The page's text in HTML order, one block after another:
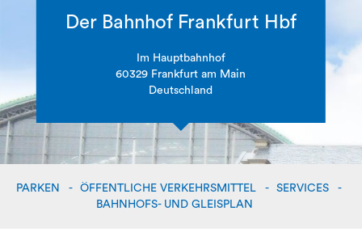
Der Bahnhof Frankfurt Hbf
Im Hauptbahnhof
60329 Frankfurt am Main
Deutschland
PARKEN ÖFFENTLICHE VERKEHRSMITTEL
SERVICES
BAHNHOFS- UND GLEISPLAN